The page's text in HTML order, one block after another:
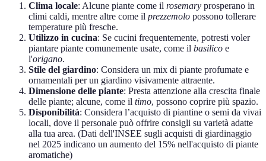
Clima locale: Alcune piante come il rosemary prosperano in
climi caldi, mentre altre come il prezzemolo possono tollerare
temperature più fresche.
Utilizzo in cucina: Se cucini frequentemente, potresti voler
piantare piante comunemente usate, come il basilico e
l'origano.
Stile del giardino: Considera un mix di piante profumate e
ornamentali per un giardino visivamente attraente.
Dimensione delle piante: Presta attenzione alla crescita finale
delle piante; alcune, come il timo, possono coprire più spazio.
Disponibilità: Considera l’acquisto di piantine o semi da vivai
locali, dove il personale può offrire consigli su varietà adatte
alla tua area. (Dati dell'INSEE sugli acquisti di giardinaggio
nel 2025 indicano un aumento del 15% nell'acquisto di piante
aromatiche)